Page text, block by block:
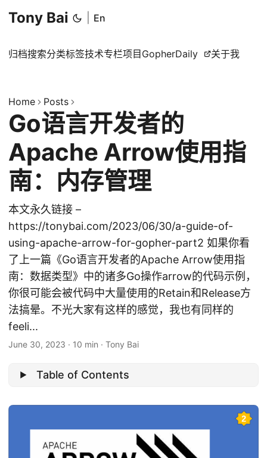
Tony Bai En
归档搜索分类标签技术专栏项目 GopherDaily 关于我
Home Posts
Go语言开发者的
Apache Arrow使用指
南：内存管理
本文永久链接 –
https://tonybai.com/2023/06/30/a-guide-of-
using-apache-arrow-for-gopher-part2 如果你看
了上一篇《Go语言开发者的Apache Arrow使用指
南：数据类型》中的诸多Go操作arrow的代码示例，
你很可能会被代码中大量使用的Retain和Release方
法搞晕。不光大家有这样的感觉，我也有同样的
feeli...
June 30, 2023 · 10 min · Tony Bai
Table of Contents